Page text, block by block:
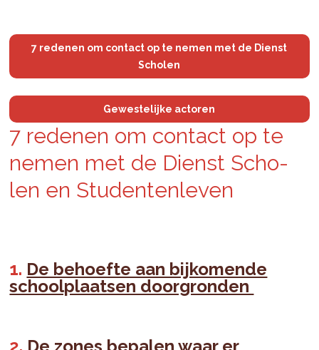
7 redenen om contact op te nemen met de Dienst
Scholen
Gewestelijke actoren
7 re­de­nen om con­tact op te
nemen met de Dienst Scho­
len en Stu­den­ten­le­ven
De behoefte aan bijkomende
schoolplaatsen doorgronden